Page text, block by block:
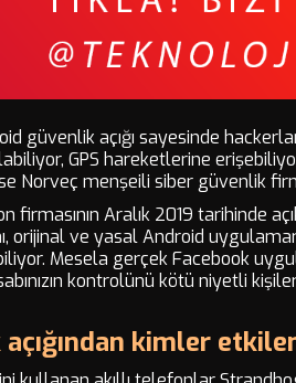
güvenlik açığı sayesinde
GPS hareketlerine
Norveç menşeili siber güvenlik
firmasının Aralık 2019 tarihinde
orijinal ve yasal Android
Mesela gerçek Facebook
kontrolünü kötü niyetli
kimler